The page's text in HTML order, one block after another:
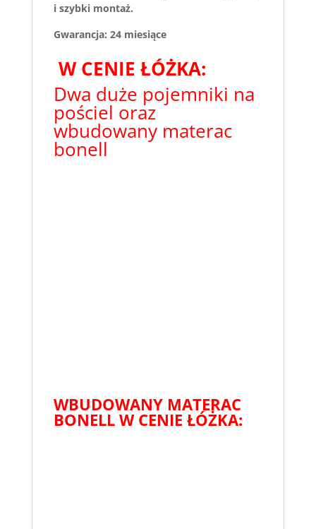
i szybki montaż.
Gwarancja: 24 miesiące
W CENIE ŁÓŻKA:
Dwa duże pojemniki na
pościel oraz
wbudowany materac
bonell
WBUDOWANY MATERAC
BONELL W CENIE ŁÓŻKA: